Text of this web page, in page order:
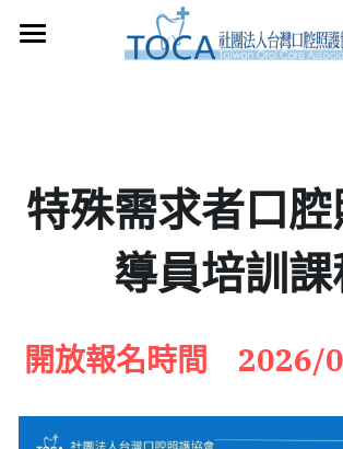
口腔照護專業團隊
口腔照護團隊服務
課程資訊
課程報名
課程花絮
指導員證書
特殊需求者口
導員培訓
開放報名時間　2026/
商品分類
部落格分類